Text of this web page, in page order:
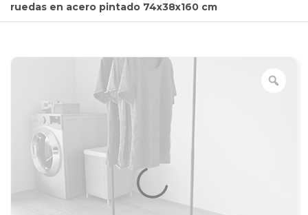
ruedas en acero pintado 74x38x160 cm